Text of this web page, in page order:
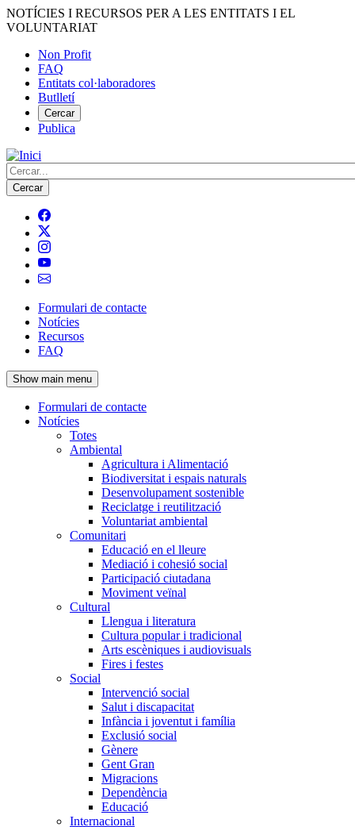
Vés
al
NOTÍCIES I RECURSOS PER A LES ENTITATS I EL
VOLUNTARIAT
Menú
del
compte
d'usuari
Non Profit
FAQ
Entitats col·laboradores
Butlletí
Cercar
Publica
Cerca
Navegació
principal
de
l'encapçalament
Formulari de contacte
Notícies
Recursos
FAQ
Show main menu
Navegació
principal
Formulari de contacte
Notícies
Totes
Ambiental
Agricultura i Alimentació
Biodiversitat i espais naturals
Desenvolupament sostenible
Reciclatge i reutilització
Voluntariat ambiental
Comunitari
Educació en el lleure
Mediació i cohesió social
Participació ciutadana
Moviment veïnal
Cultural
Llengua i literatura
Cultura popular i tradicional
Arts escèniques i audiovisuals
Fires i festes
Social
Intervenció social
Salut i discapacitat
Infància i joventut i família
Exclusió social
Gènere
Gent Gran
Migracions
Dependència
Educació
Internacional